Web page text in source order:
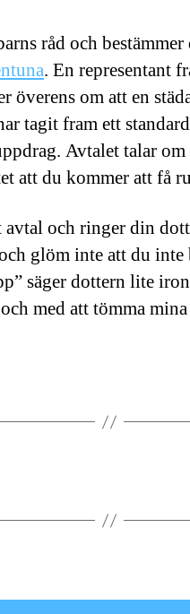
råd och
. En representant
överens om att en
tagit fram ett
Avtalet talar
att du kommer att få
och ringer din
glöm inte att du inte
säger dottern lite
med att tömma